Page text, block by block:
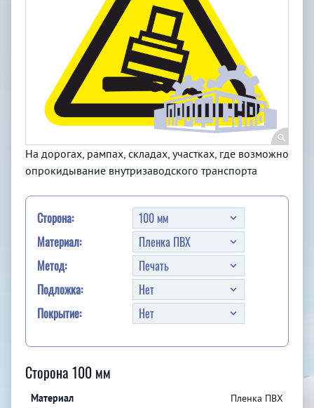
На дорогах, рампах, складах, участках, где возможно
опрокидывание внутризаводского транспорта
Сторона:
Материал:
Метод:
Подложка:
Покрытие:
Сторона 100 мм
Пленка ПВХ